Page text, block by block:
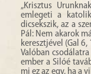
„Krisztus
emlegeti a
dicsekszik, az a
Pál: Nem akarok
keresztjével (Gal 6,
Valóban
ember a Silóé
mi ez az egy, ha a